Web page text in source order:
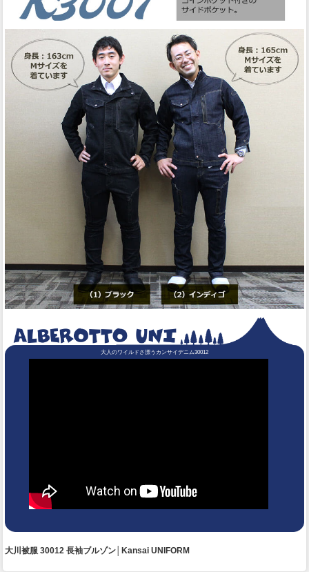
大人のワイルドさ漂うカンサイデニム30012
大川被服 30012 長袖ブルゾン│Kansai UNIFORM